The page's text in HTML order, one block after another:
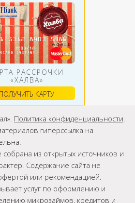
РАССРОЧКИ
«ХАЛВА»
ПОЛУЧИТЬ КАРТУ
Политика конфиденциальности.
гиперссылка на
из открытых источников и
Содержание сайта не
или рекомендацией.
услуг по оформлению и
микрозаймов, кредитов и